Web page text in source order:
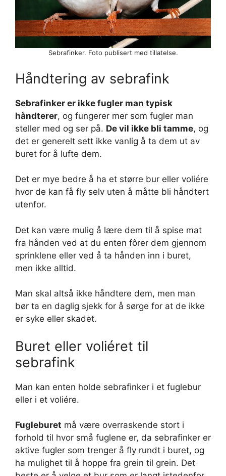
Sebrafinker. Foto publisert med tillatelse.
Håndtering av sebrafink
Sebrafinker er ikke fugler man typisk
håndterer, og fungerer mer som fugler man
steller med og ser på. De vil ikke bli tamme, og
det er generelt sett ikke vanlig å ta dem ut av
buret for å lufte dem.
Det er mye bedre å ha et større bur eller voliére
hvor de kan få fly selv uten å måtte bli håndtert
utenfor.
Det kan være mulig å lære dem til å spise mat
fra hånden ved at du enten fôrer dem gjennom
sprinklene eller ved å ta hånden inn i buret,
men ikke alltid.
Man skal altså ikke håndtere dem, men man
bør ta en daglig sjekk for å sørge for at de ikke
er syke eller skadet.
Buret eller voliéret til
sebrafink
Man kan enten holde sebrafinker i et fuglebur
eller i et voliére.
Fugleburet må være overraskende stort i
forhold til hvor små fuglene er, da sebrafinker er
aktive fugler som trenger å fly rundt i buret, og
ha mulighet til å hoppe fra grein til grein. Det